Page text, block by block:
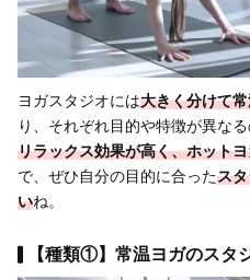
ヨガスタジオには大きく分けて
り、それぞれ目的や特徴が異なる
リラックス効果が高く、ホット
で、ぜひ自分の目的に合ったス
いね。
【種類①】常温ヨガのスタ